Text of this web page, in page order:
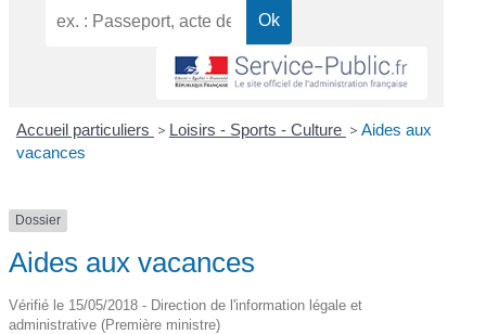
Accueil particuliers > Loisirs - Sports - Culture > Aides aux
vacances
Dossier
Aides aux vacances
Vérifié le 15/05/2018 - Direction de l'information légale et
administrative (Première ministre)